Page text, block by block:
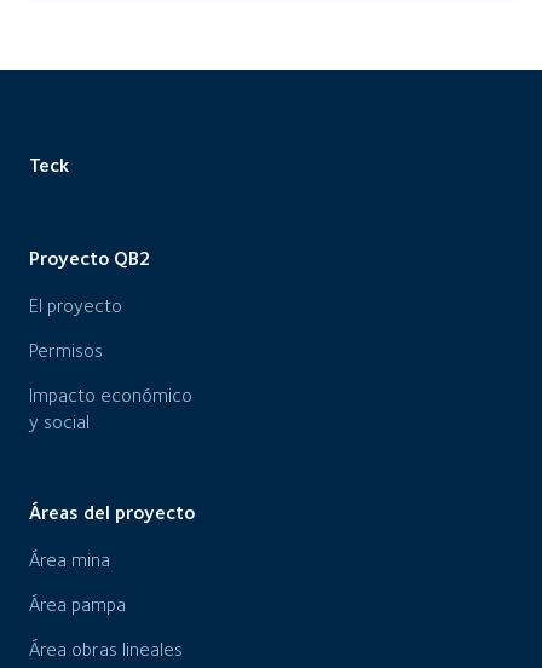
Teck
Proyecto QB2
El proyecto
Permisos
Impacto económico
y social
Áreas del proyecto
Área mina
Área pampa
Área obras lineales